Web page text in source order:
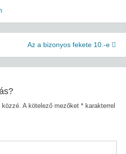
Az a bizonyos fekete 10.-e
A kötelező mezőket *karakterrel